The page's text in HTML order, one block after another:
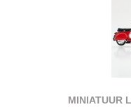
MINIATUUR